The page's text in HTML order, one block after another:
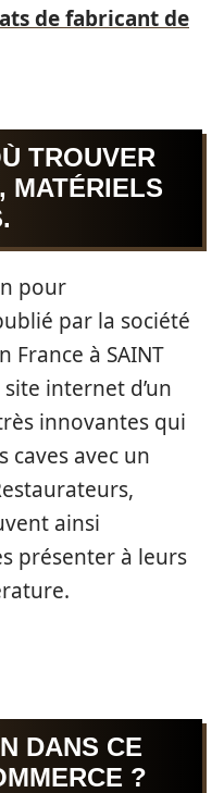
de fabricant de
TROUVER
MATÉRIELS
pour
par la société
France à SAINT
site internet d’un
innovantes qui
caves avec un
ainsi
présenter à leurs
DANS CE
?